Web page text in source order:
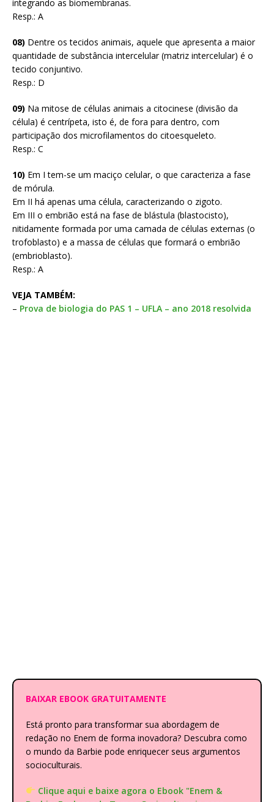
integrando as biomembranas.
Resp.: A
08) Dentre os tecidos animais, aquele que apresenta a maior
quantidade de substância intercelular (matriz intercelular) é o
tecido conjuntivo.
Resp.: D
09) Na mitose de células animais a citocinese (divisão da
célula) é centrípeta, isto é, de fora para dentro, com
participação dos microfilamentos do citoesqueleto.
Resp.: C
10) Em I tem-se um maciço celular, o que caracteriza a fase
de mórula.
Em II há apenas uma célula, caracterizando o zigoto.
Em III o embrião está na fase de blástula (blastocisto),
nitidamente formada por uma camada de células externas (o
trofoblasto) e a massa de células que formará o embrião
(embrioblasto).
Resp.: A
VEJA TAMBÉM:
– Prova de biologia do PAS 1 – UFLA – ano 2018 resolvida
BAIXAR EBOOK GRATUITAMENTE
Está pronto para transformar sua abordagem de
redação no Enem de forma inovadora? Descubra como
o mundo da Barbie pode enriquecer seus argumentos
socioculturais.
Clique aqui e baixe agora o Ebook "Enem &